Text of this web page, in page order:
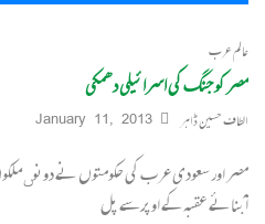
عالم عرب
مصر کو جنگ کی اسرائیلی دھمکی
الطاف حسین ڈاہر January 11, 2013
مصر اور سعودی عرب کی حکومتوں نے
آبنائے عقبہ کے اوپرسے پل